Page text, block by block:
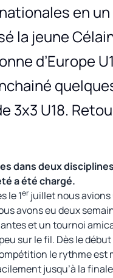
en un
la jeune
d’Europe
3x3 U18.
dans deux
a été chargé.
le 1er juillet nous
avons eu deux
et un tournoi
sur le fil. Dès le
le rythme est
jusqu’à la